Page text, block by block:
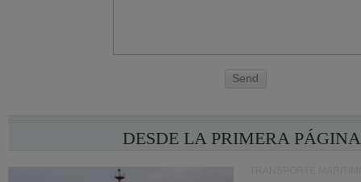
Send
DESDE LA PRIMERA PÁGINA